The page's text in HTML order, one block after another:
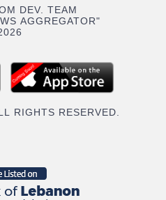
DEV. TEAM
AGGREGATOR"
RIGHTS RESERVED.